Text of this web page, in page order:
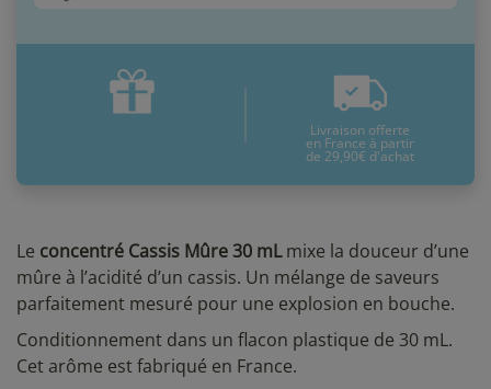
Le concentré Cassis Mûre 30 mLmixe la douceur d’une
mûre à l’acidité d’un cassis. Un mélange de saveurs
parfaitement mesuré pour une explosion en bouche.
Conditionnement dans un flacon plastique de 30 mL.
Cet arôme est fabriqué en France.
Jeudi 13 Août Mardi 11 Août
* Pour une livraison en France métropolitaine+ d'infos
Livraison offerte
en France à partir
de 29,90€ d'achat